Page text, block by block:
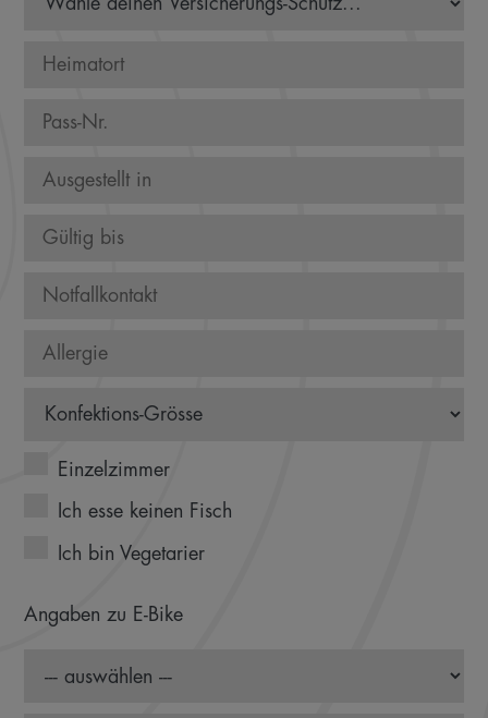
Einzelzimmer
Ich esse keinen Fisch
Ich bin Vegetarier
Angaben zu E-Bike